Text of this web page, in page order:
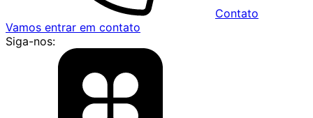
Contato
Vamos entrar em contato
Siga-nos: